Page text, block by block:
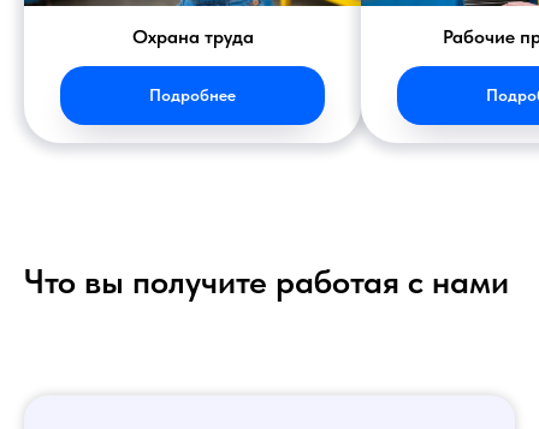
Охрана труда
Подробнее
Рабочие
Что вы получите работая с нами